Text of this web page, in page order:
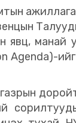
явц, манай
Agenda)-